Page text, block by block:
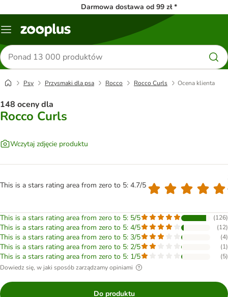
Darmowa dostawa od 99 zł *
Menu
Szukaj
produktów
Psy Przysmaki dla psa Rocco Rocco Curls Ocena klienta
148 oceny dla
Rocco Curls
Wczytaj zdjęcie produktu
This is a stars rating area from zero to 5: 4.7/5
This is a stars rating area from zero to 5: 5/5 (126)
This is a stars rating area from zero to 5: 4/5 (12)
This is a stars rating area from zero to 5: 3/5 (4)
This is a stars rating area from zero to 5: 2/5 (1)
This is a stars rating area from zero to 5: 1/5 (5)
Dowiedz się, w jaki sposób zarządzamy opiniami
Do produktu